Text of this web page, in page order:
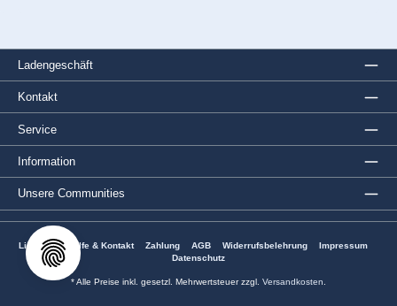
Ladengeschäft
Service
Information
Kontakt
Unsere Communities
Lieferung Hilfe & Kontakt Zahlung AGB Widerrufsbelehrung
Impressum
Datenschutz
* Alle Preise inkl. gesetzl. Mehrwertsteuer zzgl. Versandkosten